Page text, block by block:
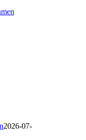
2026-07-